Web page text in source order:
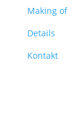
Making of
Details
Kontakt